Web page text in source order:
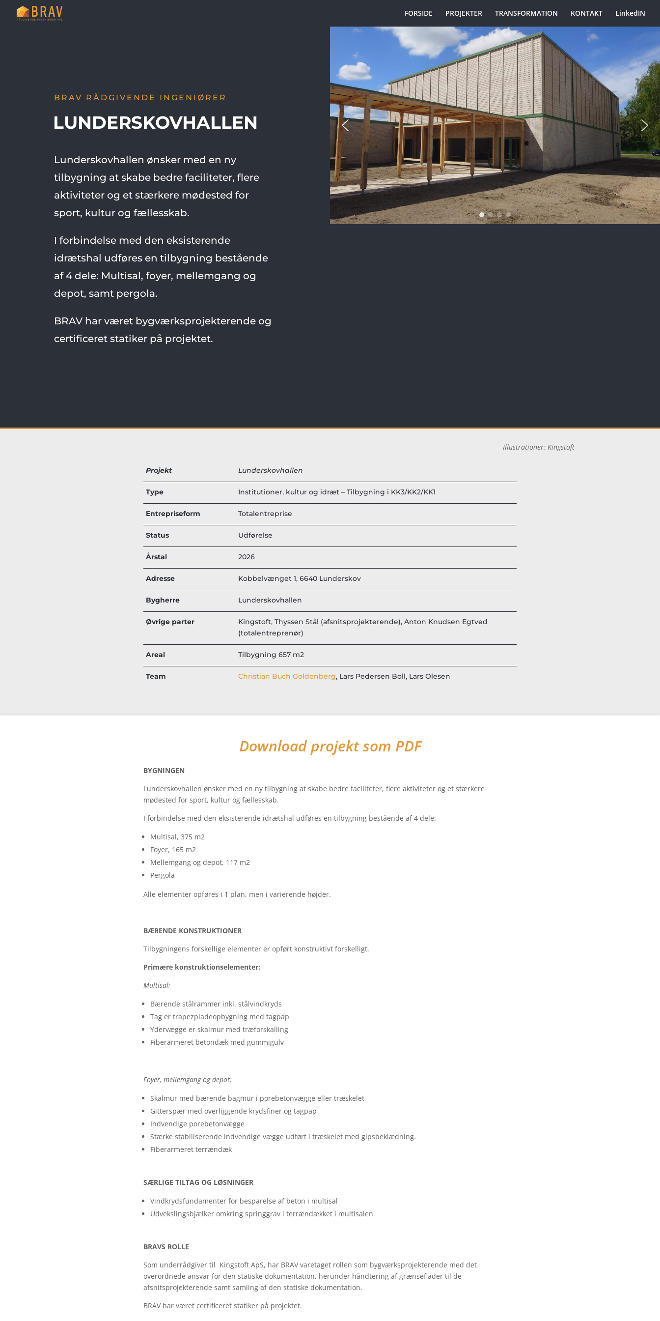
FORSIDE PROJEKTER TRANSFORMATION KONTAKT LinkedIN
BRAV RÅDGIVENDE INGENIØRER
LUNDERSKOVHALLEN
Lunderskovhallen ønsker med en ny
tilbygning at skabe bedre faciliteter, flere
aktiviteter og et stærkere mødested for
sport, kultur og fællesskab.
I forbindelse med den eksisterende
idrætshal udføres en tilbygning bestående
af 4 dele: Multisal, foyer, mellemgang og
depot, samt pergola.
BRAV har været bygværksprojekterende og
certificeret statiker på projektet.
Illustrationer: Kingstoft
Projekt Lunderskovhallen
Type Institutioner, kultur og idræt – Tilbygning i KK3/KK2/KK1
Entrepriseform Totalentreprise
Status Udførelse
Årstal 2026
Adresse Kobbelvænget 1, 6640 Lunderskov
Bygherre Lunderskovhallen
Øvrige parter
Kingstoft, Thyssen Stål (afsnitsprojekterende), Anton Knudsen Egtved
(totalentreprenør)
Areal Tilbygning 657 m2
Team Christian Buch Goldenberg, Lars Pedersen Boll, Lars Olesen
Download projekt som PDF
BYGNINGEN
Lunderskovhallen ønsker med en ny tilbygning at skabe bedre faciliteter, flere aktiviteter og et stærkere
mødested for sport, kultur og fællesskab.
I forbindelse med den eksisterende idrætshal udføres en tilbygning bestående af 4 dele:
Multisal, 375 m2
Foyer, 165 m2
Mellemgang og depot, 117 m2
Pergola
Alle elementer opføres i 1 plan, men i varierende højder.
BÆRENDE KONSTRUKTIONER
Tilbygningens forskellige elementer er opført konstruktivt forskelligt.
Primære konstruktionselementer:
Multisal:
Bærende stålrammer inkl. stålvindkryds
Tag er trapezpladeopbygning med tagpap
Ydervægge er skalmur med træforskalling
Fiberarmeret betondæk med gummigulv
Foyer, mellemgang og depot:
Skalmur med bærende bagmur i porebetonvægge eller træskelet
Gitterspær med overliggende krydsfiner og tagpap
Indvendige porebetonvægge
Stærke stabiliserende indvendige vægge udført i træskelet med gipsbeklædning.
Fiberarmeret terrændæk
SÆRLIGE TILTAG OG LØSNINGER
Vindkrydsfundamenter for besparelse af beton i multisal
Udvekslingsbjælker omkring springgrav i terrændækket i multisalen
BRAVS ROLLE
Som underrådgiver til Kingstoft ApS, har BRAV varetaget rollen som bygværksprojekterende med det
overordnede ansvar for den statiske dokumentation, herunder håndtering af grænseflader til de
afsnitsprojekterende samt samling af den statiske dokumentation.
BRAV har været certificeret statiker på projektet.